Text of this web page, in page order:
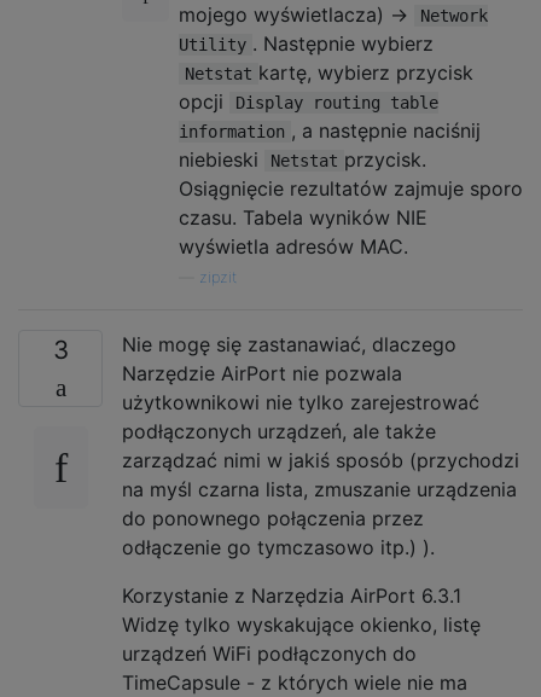
mojego wyświetlacza) ->
Network
Utility . Następnie wybierz
Netstat kartę, wybierz przycisk
opcji
Display routing table
information , a następnie naciśnij
niebieski
Netstat przycisk.
Osiągnięcie rezultatów zajmuje sporo
czasu. Tabela wyników NIE
wyświetla adresów MAC.
zipzit
3
Nie mogę się zastanawiać, dlaczego
Narzędzie AirPort nie pozwala
użytkownikowi nie tylko zarejestrować
podłączonych urządzeń, ale także
zarządzać nimi w jakiś sposób (przychodzi
na myśl czarna lista, zmuszanie urządzenia
do ponownego połączenia przez
odłączenie go tymczasowo itp.) ).
Korzystanie z Narzędzia AirPort 6.3.1
Widzę tylko wyskakujące okienko, listę
urządzeń WiFi podłączonych do
TimeCapsule - z których wiele nie ma